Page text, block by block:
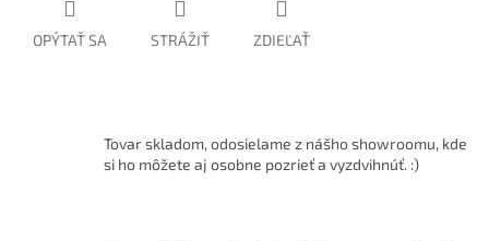
OPÝTAŤ SA STRÁŽIŤ ZDIEĽAŤ
Tovar skladom, odosielame z nášho showroomu, kde
si ho môžete aj osobne pozrieť a vyzdvihnúť. :)